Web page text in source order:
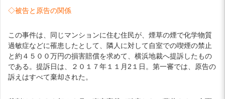
◇被告と原告の関係
この事件は、同じマンションに住む住民が、煙草の煙で化学物質
過敏症などに罹患したとして、隣人に対して自室での喫煙の禁止
と約４５００万円の損害賠償を求めて、横浜地裁へ提訴したもの
である。提訴日は、２０１７年１１月2１日。第一審では、原告の
訴えはすべて棄却された。